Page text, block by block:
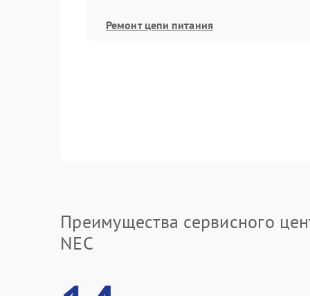
Ремонт цепи питания
Преимущества сервисного
NEC